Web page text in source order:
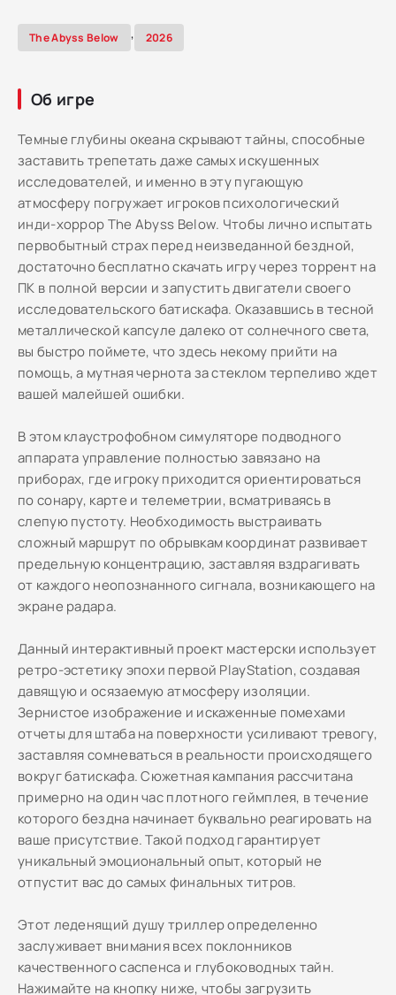
The Abyss Below , 2026
Об игре
Темные глубины океана скрывают тайны, способные
заставить трепетать даже самых искушенных
исследователей, и именно в эту пугающую
атмосферу погружает игроков психологический
инди-хоррор The Abyss Below. Чтобы лично испытать
первобытный страх перед неизведанной бездной,
достаточно бесплатно скачать игру через торрент на
ПК в полной версии и запустить двигатели своего
исследовательского батискафа. Оказавшись в тесной
металлической капсуле далеко от солнечного света,
вы быстро поймете, что здесь некому прийти на
помощь, а мутная чернота за стеклом терпеливо ждет
вашей малейшей ошибки.
В этом клаустрофобном симуляторе подводного
аппарата управление полностью завязано на
приборах, где игроку приходится ориентироваться
по сонару, карте и телеметрии, всматриваясь в
слепую пустоту. Необходимость выстраивать
сложный маршрут по обрывкам координат развивает
предельную концентрацию, заставляя вздрагивать
от каждого неопознанного сигнала, возникающего на
экране радара.
Данный интерактивный проект мастерски использует
ретро-эстетику эпохи первой PlayStation, создавая
давящую и осязаемую атмосферу изоляции.
Зернистое изображение и искаженные помехами
отчеты для штаба на поверхности усиливают тревогу,
заставляя сомневаться в реальности происходящего
вокруг батискафа. Сюжетная кампания рассчитана
примерно на один час плотного геймплея, в течение
которого бездна начинает буквально реагировать на
ваше присутствие. Такой подход гарантирует
уникальный эмоциональный опыт, который не
отпустит вас до самых финальных титров.
Этот леденящий душу триллер определенно
заслуживает внимания всех поклонников
качественного саспенса и глубоководных тайн.
Нажимайте на кнопку ниже, чтобы загрузить